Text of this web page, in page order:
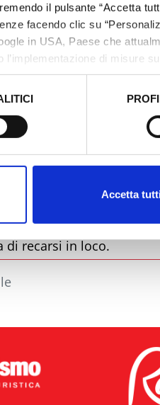
il pulsante “Accetta
facendo clic su
in USA, Paese che
di misure
Accetta tutti
di recarsi in loco.